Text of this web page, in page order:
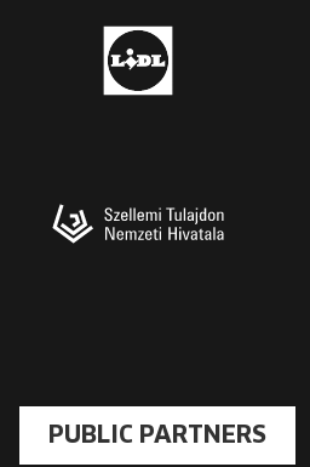
PUBLIC PARTNERS